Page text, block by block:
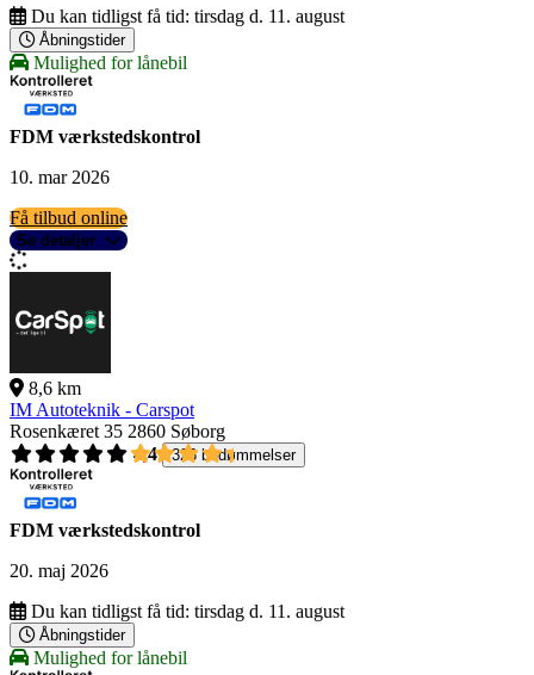
Du kan tidligst få tid: tirsdag d. 11. august
Åbningstider
Mulighed for lånebil
FDM værkstedskontrol
10. mar 2026
Få tilbud online
Se detaljer
8,6 km
IM Autoteknik - Carspot
Rosenkæret 35 2860 Søborg
4,4
326 bedømmelser
FDM værkstedskontrol
20. maj 2026
Du kan tidligst få tid: tirsdag d. 11. august
Åbningstider
Mulighed for lånebil